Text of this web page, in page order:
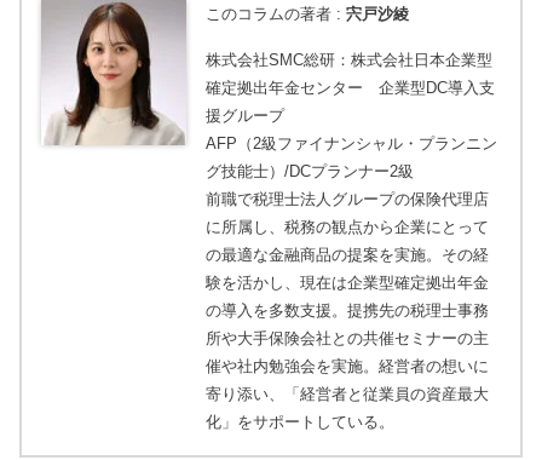
このコラムの著者 : 宍戸沙綾
株式会社SMC総研：株式会社日本企業型
確定拠出年金センター 企業型DC導入支
援グループ
AFP（2級ファイナンシャル・プランニン
グ技能士）/DCプランナー2級
前職で税理士法人グループの保険代理店
に所属し、税務の観点から企業にとって
の最適な金融商品の提案を実施。その経
験を活かし、現在は企業型確定拠出年金
の導入を多数支援。提携先の税理士事務
所や大手保険会社との共催セミナーの主
催や社内勉強会を実施。経営者の想いに
寄り添い、「経営者と従業員の資産最大
化」をサポートしている。